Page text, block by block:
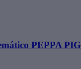
PEPPA